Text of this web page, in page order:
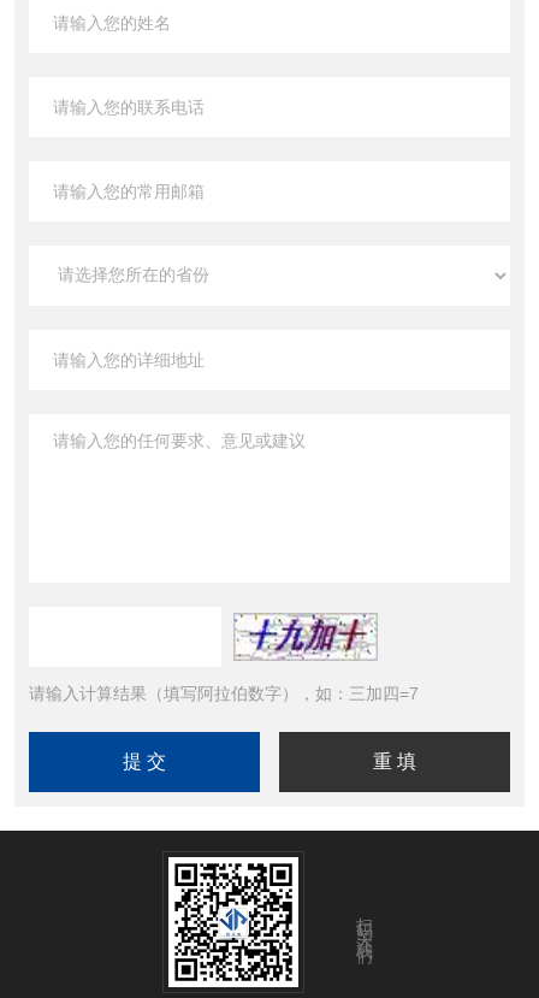
请输入计算结果（填写阿拉伯数字），如：三加四=7
扫码关注我们